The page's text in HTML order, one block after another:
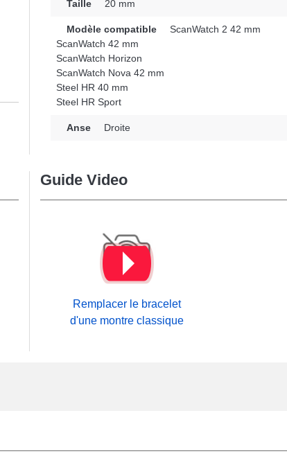
Taille 20 mm
Modèle compatible
ScanWatch 2 42 mm
ScanWatch 42 mm
ScanWatch Horizon
ScanWatch Nova 42 mm
Steel HR 40 mm
Steel HR Sport
Anse Droite
Guide Video
Remplacer le bracelet
d'une montre classique